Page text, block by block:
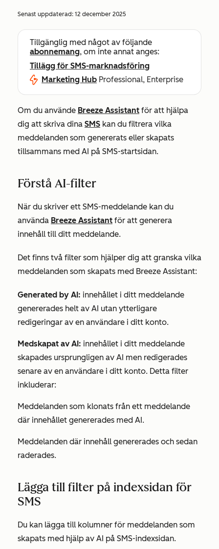
Senast uppdaterad: 12 december 2025
Tillgänglig med något av följande
abonnemang, om inte annat anges:
Tillägg för SMS-marknadsföring
Marketing Hub Professional, Enterprise
Om du använde Breeze Assistant för att hjälpa
dig att skriva dina SMS kan du filtrera vilka
meddelanden som genererats eller skapats
tillsammans med AI på SMS-startsidan.
Förstå AI-filter
När du skriver ett SMS-meddelande kan du
använda Breeze Assistant för att generera
innehåll till ditt meddelande.
Det finns två filter som hjälper dig att granska vilka
meddelanden som skapats med Breeze Assistant:
Generated by AI: innehållet i ditt meddelande
genererades helt av AI utan ytterligare
redigeringar av en användare i ditt konto.
Medskapat av AI: innehållet i ditt meddelande
skapades ursprungligen av AI men redigerades
senare av en användare i ditt konto. Detta filter
inkluderar:
Meddelanden som klonats från ett meddelande
där innehållet genererades med AI.
Meddelanden där innehåll genererades och sedan
raderades.
Lägga till filter på indexsidan för
SMS
Du kan lägga till kolumner för meddelanden som
skapats med hjälp av AI på SMS-indexsidan.